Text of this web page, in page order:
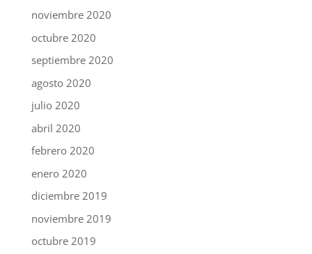
noviembre 2020
octubre 2020
septiembre 2020
agosto 2020
julio 2020
abril 2020
febrero 2020
enero 2020
diciembre 2019
noviembre 2019
octubre 2019